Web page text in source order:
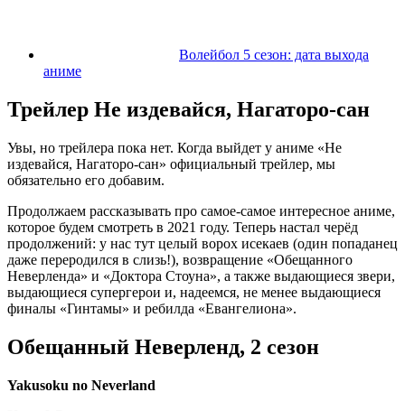
Волейбол 5 сезон: дата выхода
аниме
Трейлер Не издевайся, Нагаторо-сан
Увы, но трейлера пока нет. Когда выйдет у аниме «Не
издевайся, Нагаторо-сан» официальный трейлер, мы
обязательно его добавим.
Продолжаем рассказывать про самое-самое интересное аниме,
которое будем смотреть в 2021 году. Теперь настал черёд
продолжений: у нас тут целый ворох исекаев (один попаданец
даже переродился в слизь!), возвращение «Обещанного
Неверленда» и «Доктора Стоуна», а также выдающиеся звери,
выдающиеся супергерои и, надеемся, не менее выдающиеся
финалы «Гинтамы» и ребилда «Евангелиона».
Обещанный Неверленд, 2 сезон
Yakusoku no Neverland